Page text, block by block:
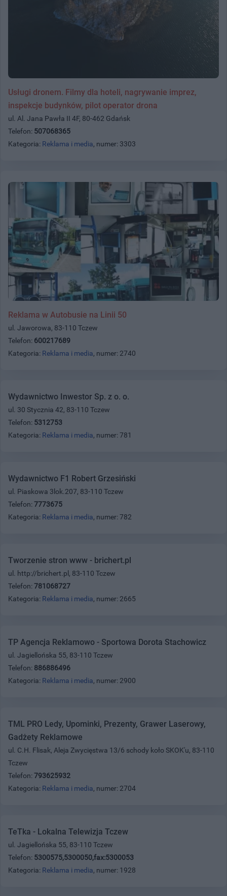
Usługi dronem. Filmy dla hoteli, nagrywanie imprez,
inspekcje budynków, pilot operator drona
ul. Al. Jana Pawła II 4F, 80-462 Gdańsk
Telefon: 507068365
Kategoria: Reklama i media, numer: 3303
Reklama w Autobusie na Linii 50
ul. Jaworowa, 83-110 Tczew
Telefon: 600217689
Kategoria: Reklama i media, numer: 2740
Wydawnictwo Inwestor Sp. z o. o.
ul. 30 Stycznia 42, 83-110 Tczew
Telefon: 5312753
Kategoria: Reklama i media, numer: 781
Wydawnictwo F1 Robert Grzesiński
ul. Piaskowa 3lok.207, 83-110 Tczew
Telefon: 7773675
Kategoria: Reklama i media, numer: 782
Tworzenie stron www - brichert.pl
ul. http://brichert.pl, 83-110 Tczew
Telefon: 781068727
Kategoria: Reklama i media, numer: 2665
TP Agencja Reklamowo - Sportowa Dorota Stachowicz
ul. Jagiellońska 55, 83-110 Tczew
Telefon: 886886496
Kategoria: Reklama i media, numer: 2900
TML PRO Ledy, Upominki, Prezenty, Grawer Laserowy,
Gadżety Reklamowe
ul. C.H. Flisak, Aleja Zwycięstwa 13/6 schody koło SKOK'u, 83-110
Tczew
Telefon: 793625932
Kategoria: Reklama i media, numer: 2704
TeTka - Lokalna Telewizja Tczew
ul. Jagiellońska 55, 83-110 Tczew
Telefon: 5300575,5300050,fax:5300053
Kategoria: Reklama i media, numer: 1928